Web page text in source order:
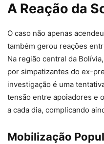
A Reação da
O caso não apenas
também gerou reações
Na região central da
por simpatizantes do ex-
investigação é uma
tensão entre apoiadores e
a cada dia, complicando
Mobilização